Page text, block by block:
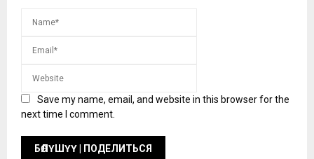
Save my name, email, and website in this browser for the
next time I comment.